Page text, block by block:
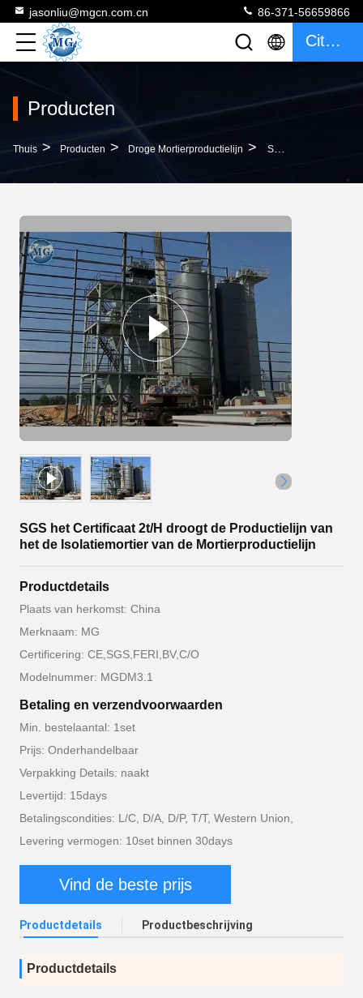
jasonliu@mgcn.com.cn 86-371-56659866
Citaat
Producten
Thuis > Producten > Droge Mortierproductielijn > SGS Het Certificaat 2t/H Droogt De Productielijn Van Het De Isolatiemortier Van De Mortierproductielijn
SGS het Certificaat 2t/H droogt de Productielijn van
het de Isolatiemortier van de Mortierproductielijn
Productdetails
Plaats van herkomst: China
Merknaam: MG
Certificering: CE,SGS,FERI,BV,C/O
Modelnummer: MGDM3.1
Betaling en verzendvoorwaarden
Min. bestelaantal: 1set
Prijs: Onderhandelbaar
Verpakking Details: naakt
Levertijd: 15days
Betalingscondities: L/C, D/A, D/P, T/T, Western Union,
Levering vermogen: 10set binnen 30days
Vind de beste prijs
Productdetails Productbeschrijving
Productdetails